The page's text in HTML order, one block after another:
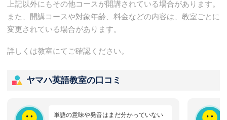
上記以外にもその他コースが開講されている場合があります。
また、開講コースや対象年齢、料金などの内容は、教室ごとに
変更されている場合があります。
詳しくは教室にてご確認ください。
ヤマハ英語教室の口コミ
単語の意味や発音はまだ分かっていない